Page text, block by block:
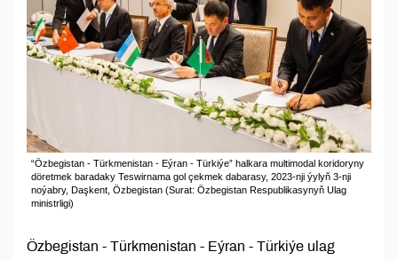
“Özbegistan - Türkmenistan - Eýran - Türkiýe” halkara multimodal koridoryny
döretmek baradaky Teswirnama gol çekmek dabarasy, 2023-nji ýylyň 3-nji
noýabry, Daşkent, Özbegistan (Surat: Özbegistan Respublikasynyň Ulag
ministrligi)
Özbegistan - Türkmenistan - Eýran - Türkiýe ulag